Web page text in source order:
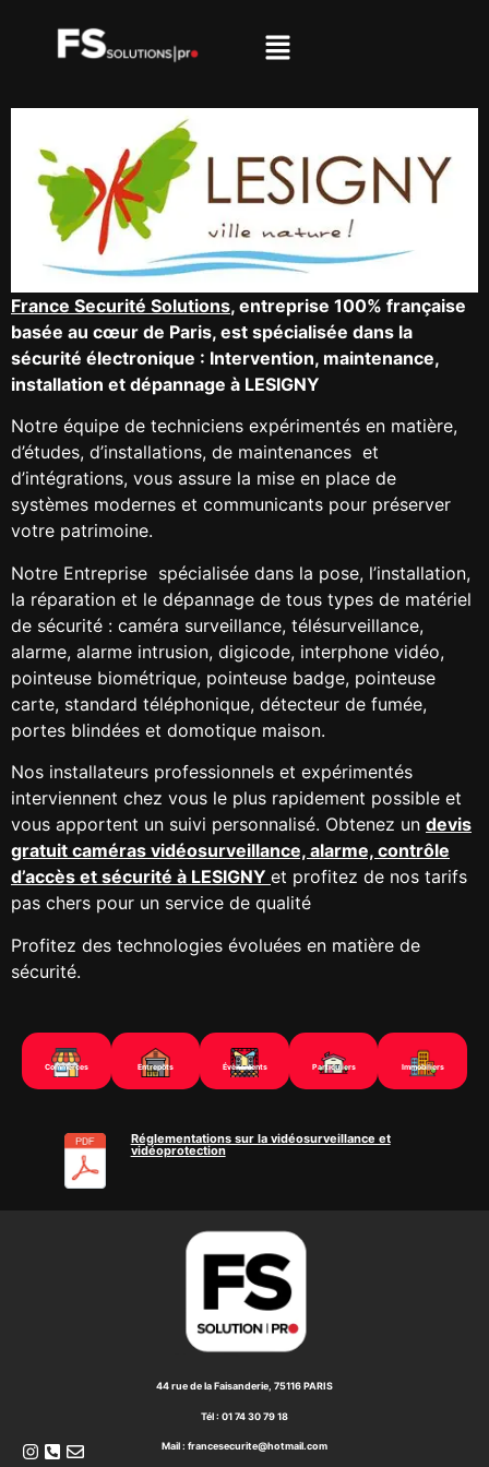
France Securité Solutions, entreprise 100% française
basée au cœur de Paris, est spécialisée dans la
sécurité électronique : Intervention, maintenance,
installation et dépannage à LESIGNY
Notre équipe de techniciens expérimentés en matière,
d’études, d’installations, de maintenances et
d’intégrations, vous assure la mise en place de
systèmes modernes et communicants pour préserver
votre patrimoine.
Notre Entreprise spécialisée dans la pose, l’installation,
la réparation et le dépannage de tous types de matériel
de sécurité : caméra surveillance, télésurveillance,
alarme, alarme intrusion, digicode, interphone vidéo,
pointeuse biométrique, pointeuse badge, pointeuse
carte, standard téléphonique, détecteur de fumée,
portes blindées et domotique maison.
Nos installateurs professionnels et expérimentés
interviennent chez vous le plus rapidement possible et
vous apportent un suivi personnalisé. Obtenez un devis
gratuit caméras vidéosurveillance, alarme, contrôle
d’accès et sécurité à LESIGNY et profitez de nos tarifs
pas chers pour un service de qualité
Profitez des technologies évoluées en matière de
sécurité.
Commerces Entrepôts Évènements Particuliers Immobiliers
Réglementations sur la vidéosurveillance et
vidéoprotection
44 rue de la Faisanderie, 75116 PARIS
Tél : 01 74 30 79 18
Mail : francesecurite@hotmail.com